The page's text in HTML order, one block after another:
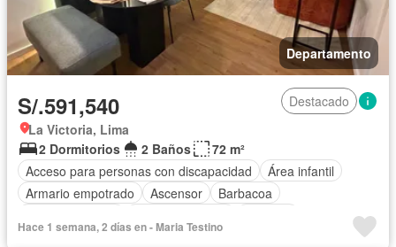
Departamento
S/.591,540
Destacado
La Victoria, Lima
2 Dormitorios
2 Baños
72 m²
Acceso para personas con discapacidad
Área infantil
Armario empotrado
Ascensor
Barbacoa
Gas natural
Gimnasio Internet
Hace 1 semana, 2 días en - Maria Testino